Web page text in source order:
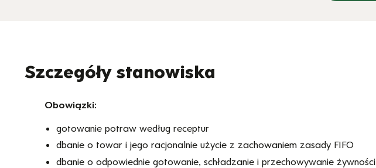
Szczegóły stanowiska
Obowiązki:
gotowanie potraw według receptur
dbanie o towar i jego racjonalnie użycie z zachowaniem zasady FIFO
dbanie o odpowiednie gotowanie, schładzanie i przechowywanie żywności